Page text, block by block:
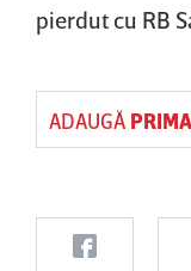
pierdut cu RB
ADAUGĂ